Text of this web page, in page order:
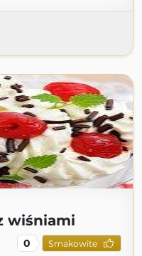
wiśniami
0 Smakowite